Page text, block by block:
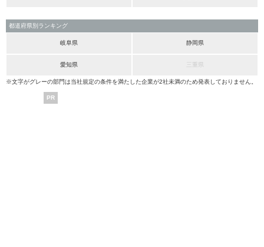
都道府県別ランキング
岐阜県 静岡県
愛知県
※文字がグレーの部門は当社規定の条件を満たした企業が2社未満のため発表しておりません。
PR